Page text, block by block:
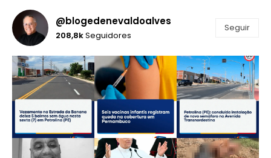
@blogedenevaldoalves
208,8kSeguidores
Seguir